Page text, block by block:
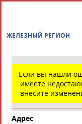
Если вы нашли
имеете
внесите
Адрес